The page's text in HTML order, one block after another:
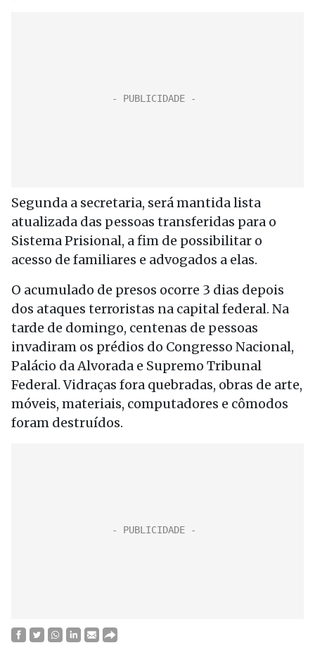
Segunda a secretaria, será mantida lista
atualizada das pessoas transferidas para o
Sistema Prisional, a fim de possibilitar o
acesso de familiares e advogados a elas.
O acumulado de presos ocorre 3 dias depois
dos ataques terroristas na capital federal. Na
tarde de domingo, centenas de pessoas
invadiram os prédios do Congresso Nacional,
Palácio da Alvorada e Supremo Tribunal
Federal. Vidraças fora quebradas, obras de arte,
móveis, materiais, computadores e cômodos
foram destruídos.